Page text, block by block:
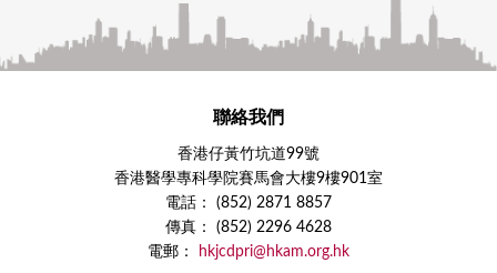
聯絡我們
香港仔黃竹坑道99號
香港醫學專科學院賽馬會大樓9樓901室
電話： (852) 2871 8857
傳真： (852) 2296 4628
電郵：
hkjcdpri@hkam.org.hk